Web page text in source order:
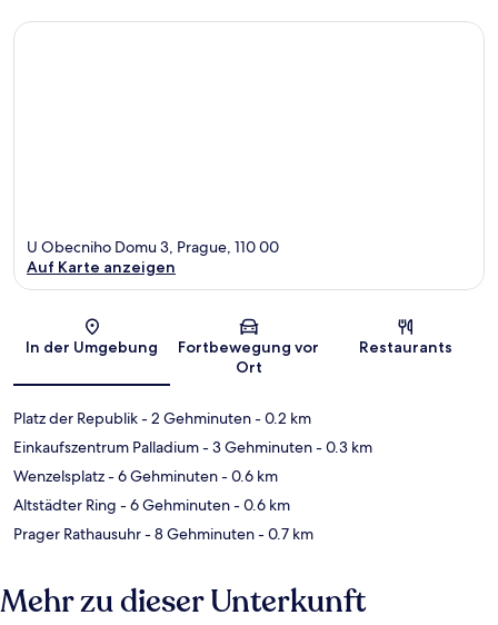
Karte
U Obecniho Domu 3, Prague, 110 00
Auf Karte anzeigen
In der Umgebung
Fortbewegung vor
Ort
Restaurants
Platz der Republik- 2 Gehminuten- 0.2 km
Einkaufszentrum Palladium- 3 Gehminuten- 0.3 km
Wenzelsplatz- 6 Gehminuten- 0.6 km
Altstädter Ring - 6 Gehminuten- 0.6 km
Prager Rathausuhr- 8 Gehminuten- 0.7 km
Mehr zu dieser Unterkunft